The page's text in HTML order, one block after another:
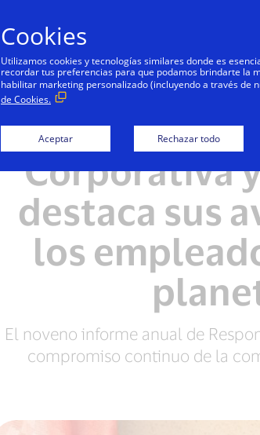
El
Corporativa
destaca sus
los
El noveno informe anual de
compromiso continuo de la
Cookies
Utilizamos cookies y tecnologías similares donde es
recordar tus preferencias para que podamos brindarte la
habilitar marketing personalizado (incluyendo a través de
de Cookies.
Aceptar Rechazar todo